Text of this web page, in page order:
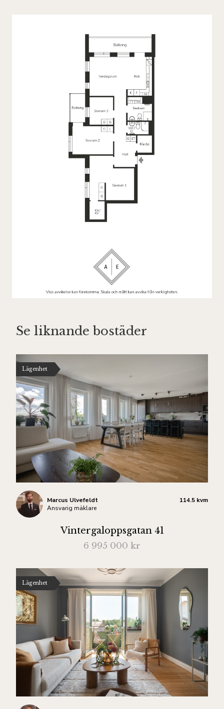
Se liknande bostäder
Lägenhet
Marcus Ulvefeldt
Ansvarig mäklare
114.5 kvm
Vintergaloppsgatan 41
6 995 000 kr
Lägenhet